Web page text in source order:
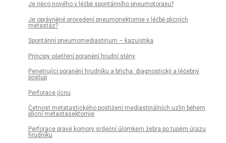
Je něco nového v léčbě spontánního pneumotoraxu?
Je oprávněné provedení pneumonektomie v léčbě plicních
metastáz?
Spontánní pneumomediastinum – kazuistika
Principy ošetření poranění hrudní stěny
Penetrující poranění hrudníku a břicha: diagnostický a léčebný
postup
Perforace jícnu
Četnost metatastického postižení mediastinálních uzlin během
plicní metastasektomie
Perforace pravé komory srdeční úlomkem žebra po tupém úrazu
hrudníku